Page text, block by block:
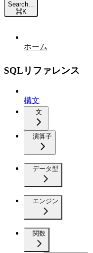
Search...
⌘K
ホーム
SQLリファレンス
構文
文
演算子
データ型
エンジン
関数